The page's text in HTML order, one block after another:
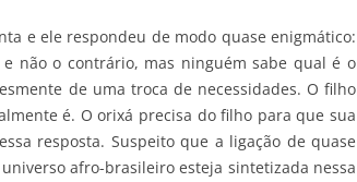
e ele respondeu de modo quase enigmático:
não o contrário, mas ninguém sabe qual é o
de uma troca de necessidades. O filho
é. O orixá precisa do filho para que sua
resposta. Suspeito que a ligação de quase
afro-brasileiro esteja sintetizada nessa